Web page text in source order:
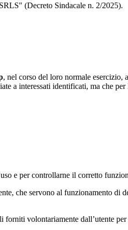
(Decreto Sindacale n. 2/2025).
, nel corso del loro normale esercizio,
a interessati identificati, ma che
e per controllarne il corretto
che servono al funzionamento
forniti volontariamente dall’utente